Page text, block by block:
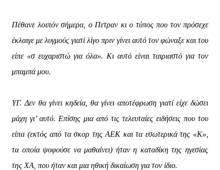
Πέθανε λοιπόν σήμερα, ο Πετραν κι ο τύπος που τον πρόσεχε
έκλαιγε με λυγμούς γιατί λίγο πριν γίνει αυτό τον φώναξε και του
είπε «σ ευχαριστώ για όλα». Κι αυτό είναι ταιριαστό για τον
μπαμπά μου.
ΥΓ. Δεν θα γίνει κηδεία, θα γίνει αποτέφρωση γιατί είχε δώσει
μάχη γι’ αυτό. Επίσης μια από τις τελευταίες ειδήσεις που του
είπα (εκτός από τα σκορ της ΑΕΚ και τα εσωτερικά της «Κ»,
τα οποία ψοφούσε να μαθαίνει) ήταν η καταδίκη της ηγεσίας
της ΧΑ, που ήταν και μια ηθική δικαίωση για τον ίδιο.